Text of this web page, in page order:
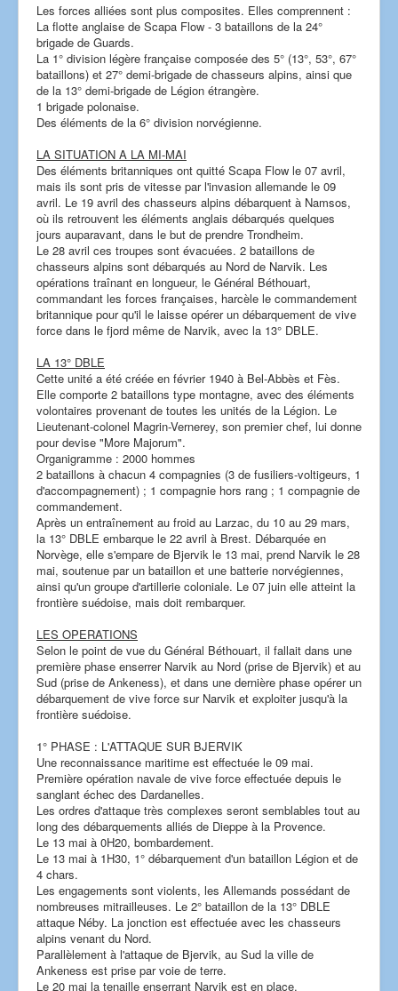
Les forces alliées sont plus composites. Elles comprennent :
La flotte anglaise de Scapa Flow - 3 bataillons de la 24°
brigade de Guards.
La 1° division légère française composée des 5° (13°, 53°, 67°
bataillons) et 27° demi-brigade de chasseurs alpins, ainsi que
de la 13° demi-brigade de Légion étrangère.
1 brigade polonaise.
Des éléments de la 6° division norvégienne.
LA SITUATION A LA MI-MAI
Des éléments britanniques ont quitté Scapa Flow le 07 avril,
mais ils sont pris de vitesse par l'invasion allemande le 09
avril. Le 19 avril des chasseurs alpins débarquent à Namsos,
où ils retrouvent les éléments anglais débarqués quelques
jours auparavant, dans le but de prendre Trondheim.
Le 28 avril ces troupes sont évacuées. 2 bataillons de
chasseurs alpins sont débarqués au Nord de Narvik. Les
opérations traînant en longueur, le Général Béthouart,
commandant les forces françaises, harcèle le commandement
britannique pour qu'il le laisse opérer un débarquement de vive
force dans le fjord même de Narvik, avec la 13° DBLE.
LA 13° DBLE
Cette unité a été créée en février 1940 à Bel-Abbès et Fès.
Elle comporte 2 bataillons type montagne, avec des éléments
volontaires provenant de toutes les unités de la Légion. Le
Lieutenant-colonel Magrin-Vernerey, son premier chef, lui donne
pour devise "More Majorum".
Organigramme : 2000 hommes
2 bataillons à chacun 4 compagnies (3 de fusiliers-voltigeurs, 1
d'accompagnement) ; 1 compagnie hors rang ; 1 compagnie de
commandement.
Après un entraînement au froid au Larzac, du 10 au 29 mars,
la 13° DBLE embarque le 22 avril à Brest. Débarquée en
Norvège, elle s'empare de Bjervik le 13 mai, prend Narvik le 28
mai, soutenue par un bataillon et une batterie norvégiennes,
ainsi qu'un groupe d'artillerie coloniale. Le 07 juin elle atteint la
frontière suédoise, mais doit rembarquer.
LES OPERATIONS
Selon le point de vue du Général Béthouart, il fallait dans une
première phase enserrer Narvik au Nord (prise de Bjervik) et au
Sud (prise de Ankeness), et dans une dernière phase opérer un
débarquement de vive force sur Narvik et exploiter jusqu'à la
frontière suédoise.
1° PHASE : L'ATTAQUE SUR BJERVIK
Une reconnaissance maritime est effectuée le 09 mai.
Première opération navale de vive force effectuée depuis le
sanglant échec des Dardanelles.
Les ordres d'attaque très complexes seront semblables tout au
long des débarquements alliés de Dieppe à la Provence.
Le 13 mai à 0H20, bombardement.
Le 13 mai à 1H30, 1° débarquement d'un bataillon Légion et de
4 chars.
Les engagements sont violents, les Allemands possédant de
nombreuses mitrailleuses. Le 2° bataillon de la 13° DBLE
attaque Néby. La jonction est effectuée avec les chasseurs
alpins venant du Nord.
Parallèlement à l'attaque de Bjervik, au Sud la ville de
Ankeness est prise par voie de terre.
Le 20 mai la tenaille enserrant Narvik est en place.